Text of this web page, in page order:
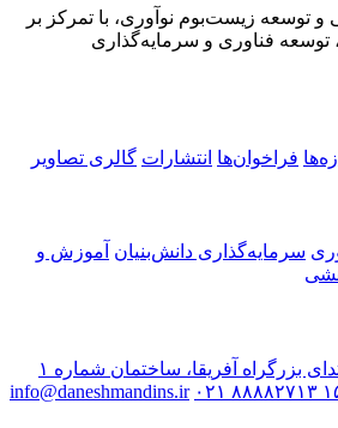
توسعه زیست‌بوم نوآوری، با تمرکز بر
فناوری و سرمایه‌گذاری
فراخوان‌ها انتشارات گالری تصاویر
سرمایه‌گذاری دانش‌بنیان آموزش و
تهران، میدان آرژانتین، ابتدای بزرگراه آفریقا، ساختمان شماره ۱
۰۲۱ ۸۸۸۸۲۷۱۳ info@daneshmandins.ir